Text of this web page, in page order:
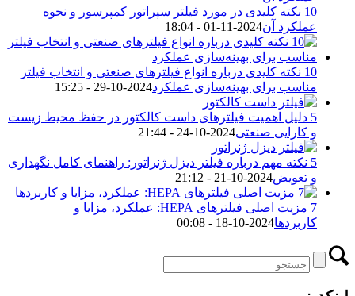
10 نکته کلیدی در مورد فیلتر سپراتور کمپرسور و نحوه
عملکرد آن2024-11-01 - 18:04
10 نکته کلیدی درباره انواع فیلترهای صنعتی و انتخاب فیلتر
مناسب برای بهینه‌سازی عملکرد2024-10-29 - 15:25
5 دلیل اهمیت فیلترهای داست کالکتور در حفظ محیط زیست
و کارایی صنعتی2024-10-24 - 21:44
5 نکته مهم درباره فیلتر دیزل ژنراتور: راهنمای کامل نگهداری
و تعویض2024-10-21 - 21:12
7 مزیت اصلی فیلترهای HEPA: عملکرد، مزایا و
کاربردها2024-10-18 - 00:08